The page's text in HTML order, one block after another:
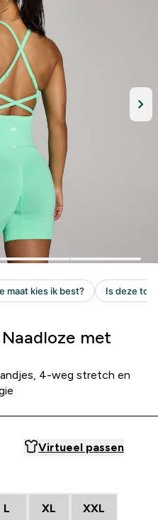
met
4-weg stretch en
Virtueel passen
L XL XXL